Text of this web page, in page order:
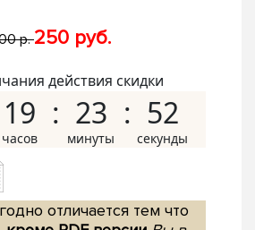
р.250 руб.
действия скидки
19 23 51
отличается тем что